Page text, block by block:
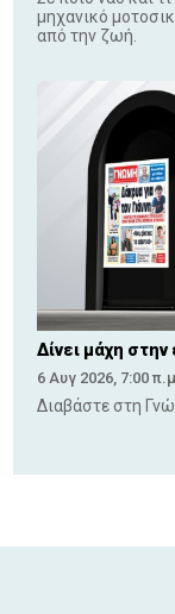
μηχανικό
από την ζωή.
Δίνει μάχη στην
6 Αυγ 2026, 7:00
Διαβάστε στη